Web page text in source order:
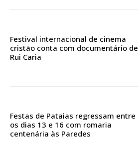
16€
Festival internacional de cinema
cristão conta com documentário de
Rui Caria
Festas de Pataias regressam entre
os dias 13 e 16 com romaria
centenária às Paredes